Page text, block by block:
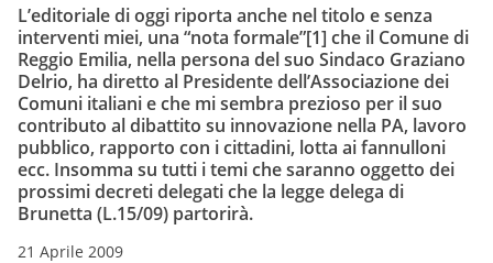
L’editoriale di oggi riporta anche nel titolo e senza
interventi miei, una “nota formale”[1] che il Comune di
Reggio Emilia, nella persona del suo Sindaco Graziano
Delrio, ha diretto al Presidente dell’Associazione dei
Comuni italiani e che mi sembra prezioso per il suo
contributo al dibattito su innovazione nella PA, lavoro
pubblico, rapporto con i cittadini, lotta ai fannulloni
ecc. Insomma su tutti i temi che saranno oggetto dei
prossimi decreti delegati che la legge delega di
Brunetta (L.15/09) partorirà.
21 Aprile 2009